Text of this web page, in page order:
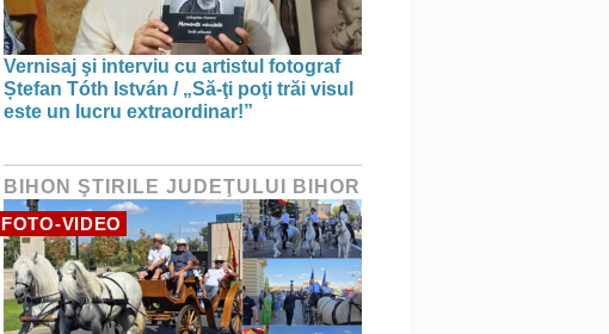
Vernisaj şi interviu cu artistul fotograf
Ștefan Tóth István / „Să-ţi poţi trăi visul
este un lucru extraordinar!”
BIHON ŞTIRILE JUDEŢULUI BIHOR
FOTO-VIDEO